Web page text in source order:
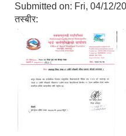
Submitted on: Fri, 04/12/
तस्बीर: